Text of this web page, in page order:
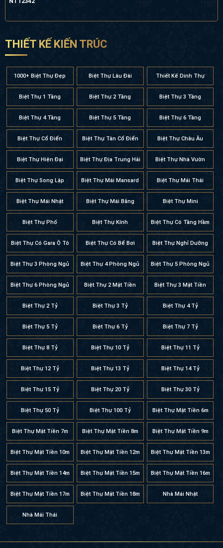
1000+ Biệt Thự Đẹp Biệt Thự Lâu Đài Thiết Kế Dinh Thự
Biệt Thự 1 Tầng Biệt Thự 2 Tầng
Biệt Thự Cổ Điển Biệt Thự Tân Cổ Điển Biệt Thự Châu Âu
Biệt Thự Hiện Đại Biệt Thự Địa Trung Hải Biệt Thự Nhà Vườn
Biệt Thự Song Lập Biệt Thự Mái Mansard Biệt Thự Mái Thái
Biệt Thự Mái Nhật Biệt Thự Mái Bằng Biệt Thự Mini
Biệt Thự Phố Biệt Thự Kính Biệt Thự Có Tầng Hầm
Biệt Thự Có Gara Ô Tô Biệt Thự Có Bể Bơi Biệt Thự Nghỉ Dưỡng
Biệt Thự 3 Phòng Ngủ Biệt Thự 4 Phòng Ngủ Biệt Thự 5 Phòng Ngủ
Biệt Thự 6 Phòng Ngủ Biệt Thự 2 Mặt Tiền Biệt Thự 3 Mặt Tiền
Biệt Thự 2 Tỷ Biệt Thự 3 Tỷ Biệt Thự 4 Tỷ
Biệt Thự 5 Tỷ Biệt Thự 6 Tỷ Biệt Thự 7 Tỷ
Biệt Thự 8 Tỷ Biệt Thự 10 Tỷ Biệt Thự 11 Tỷ
Biệt Thự 12 Tỷ Biệt Thự 13 Tỷ Biệt Thự 14 Tỷ
Biệt Thự 15 Tỷ Biệt Thự 20 Tỷ Biệt Thự 30 Tỷ
Biệt Thự 50 Tỷ Biệt Thự 100 Tỷ Biệt Thự Mặt Tiền 6m
Biệt Thự Mặt Tiền 7m Biệt Thự Mặt Tiền 8m Biệt Thự Mặt Tiền 9m
Biệt Thự Mặt Tiền 10m Biệt Thự Mặt Tiền 12m Biệt Thự Mặt Tiền 13m
Biệt Thự Mặt Tiền 14m Biệt Thự Mặt Tiền 15m Biệt Thự Mặt Tiền 16m
Biệt Thự Mặt Tiền 17m Biệt Thự Mặt Tiền 18m Nhà Mái Nhật
Nhà Mái Thái
KIẾN TRÚC AKISA